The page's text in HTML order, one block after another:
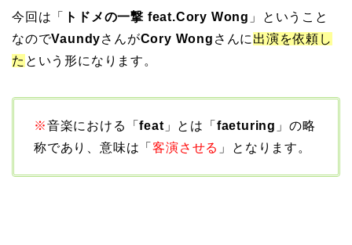
今回は「 トドメの一撃 feat.Cory Wong 」ということ
なのでVaundyさんがCory Wong さんに 出演を依頼し
た という形になります。
※音楽における「feat 」とは「 faeturing 」の略
称であり、意味は「客演させる 」となります。